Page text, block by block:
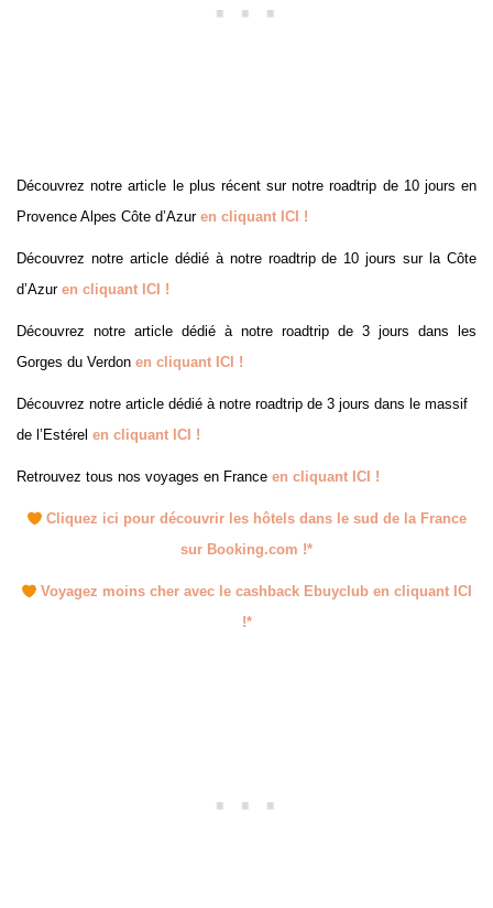
Découvrez notre article le plus récent sur notre roadtrip de 10 jours en
Provence Alpes Côte d’Azur en cliquant ICI !
Découvrez notre article dédié à notre roadtrip de 10 jours sur la Côte
d’Azur en cliquant ICI !
Découvrez notre article dédié à notre roadtrip de 3 jours dans les
Gorges du Verdon en cliquant ICI !
Découvrez notre article dédié à notre roadtrip de 3 jours dans le massif
de l’Estérel en cliquant ICI !
Retrouvez tous nos voyages en France en cliquant ICI !
Cliquez ici pour découvrir les hôtels dans le sud de la France
sur Booking.com !*
Voyagez moins cher avec le cashback Ebuyclub en cliquant ICI
!*